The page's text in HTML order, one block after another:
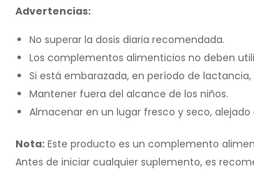
Advertencias:
No superar la dosis diaria recomendada.
Los complementos alimenticios no deben
Si está embarazada, en período de
Mantener fuera del alcance de los niños.
Almacenar en un lugar fresco y seco, alejado
Nota: Este producto es un complemento
Antes de iniciar cualquier suplemento, es